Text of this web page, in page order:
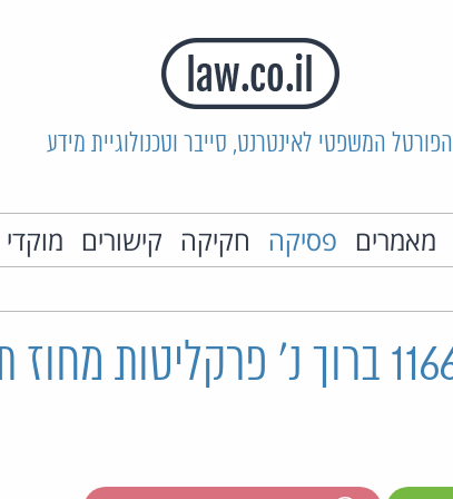
הפורטל המשפטי לאינטרנט, סייבר וטכנולוגיית מידע
מאמרים פסיקה חקיקה קישורים
בע"ח 11664-12-19 ברוך נ' פרקליטות